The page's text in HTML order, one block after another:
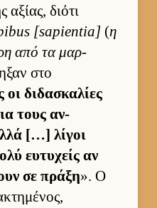
αξίας, διότι
[sapientia] (η
από τα μαρ­
στο
οι διδασκαλίες
τους αν­
[…] λίγοι
ευ­τυχείς αν
σε πράξη». Ο